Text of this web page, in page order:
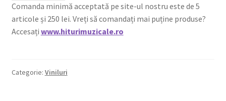
Comanda minimă acceptată pe site-ul nostru este de 5
articole și 250 lei. Vreți să comandați mai puține produse?
Accesați www.hiturimuzicale.ro
Categorie: Viniluri